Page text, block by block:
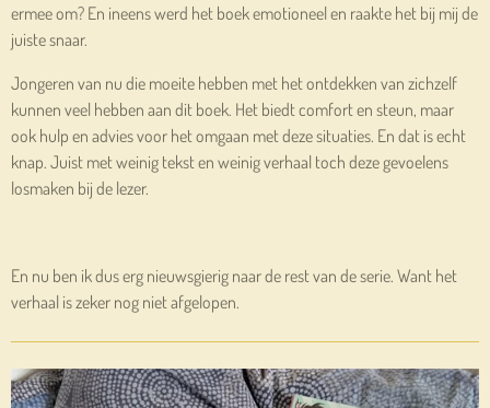
ermee om? En ineens werd het boek emotioneel en raakte het bij mij de
juiste snaar.
Jongeren van nu die moeite hebben met het ontdekken van zichzelf
kunnen veel hebben aan dit boek. Het biedt comfort en steun, maar
ook hulp en advies voor het omgaan met deze situaties. En dat is echt
knap. Juist met weinig tekst en weinig verhaal toch deze gevoelens
losmaken bij de lezer.
En nu ben ik dus erg nieuwsgierig naar de rest van de serie. Want het
verhaal is zeker nog niet afgelopen.